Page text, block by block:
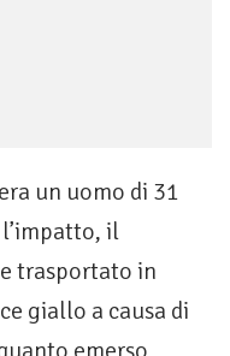
un uomo di 31
il
trasportato in
giallo a causa di